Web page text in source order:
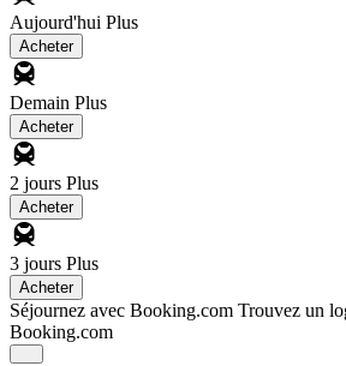
Aujourd'hui Plus
Acheter
Demain Plus
Acheter
2 jours Plus
Acheter
3 jours Plus
Acheter
Séjournez avec Booking.com Trouvez un
Booking.com